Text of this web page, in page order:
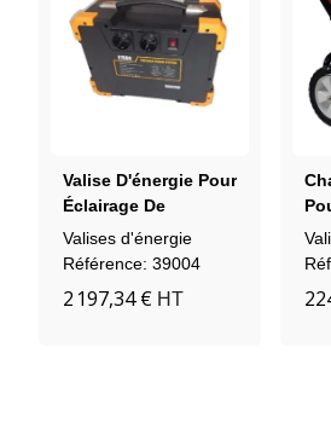
Valise D'énergie Pour
Éclairage De
Chantier 1460 Wh
Valises d'énergie
Référence: 39004
2 197,34 € HT